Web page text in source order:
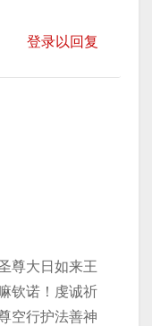
登录以回复
尊大日如来王
钦诺！虔诚祈
空行护法善神